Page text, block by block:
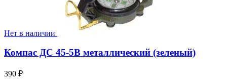
Нет в наличии
Компас ДС 45-5В металлический (зеленый)
390 ₽